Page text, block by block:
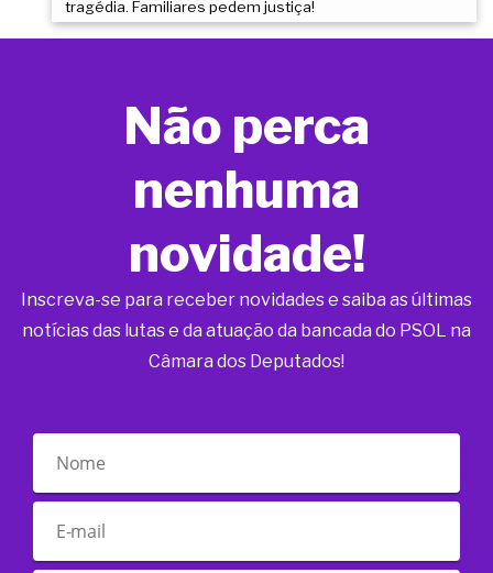
tragédia. Familiares pedem justiça!
Não perca
nenhuma
novidade!
Inscreva-se para receber novidades e saiba as últimas
notícias das lutas e da atuação da bancada do PSOL na
Câmara dos Deputados!